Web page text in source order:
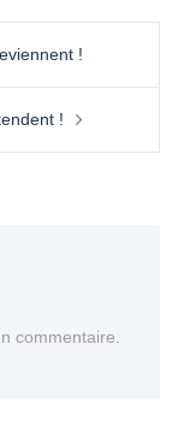
!
!
commentaire.